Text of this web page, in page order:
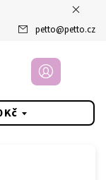
petto@petto.cz
Kč